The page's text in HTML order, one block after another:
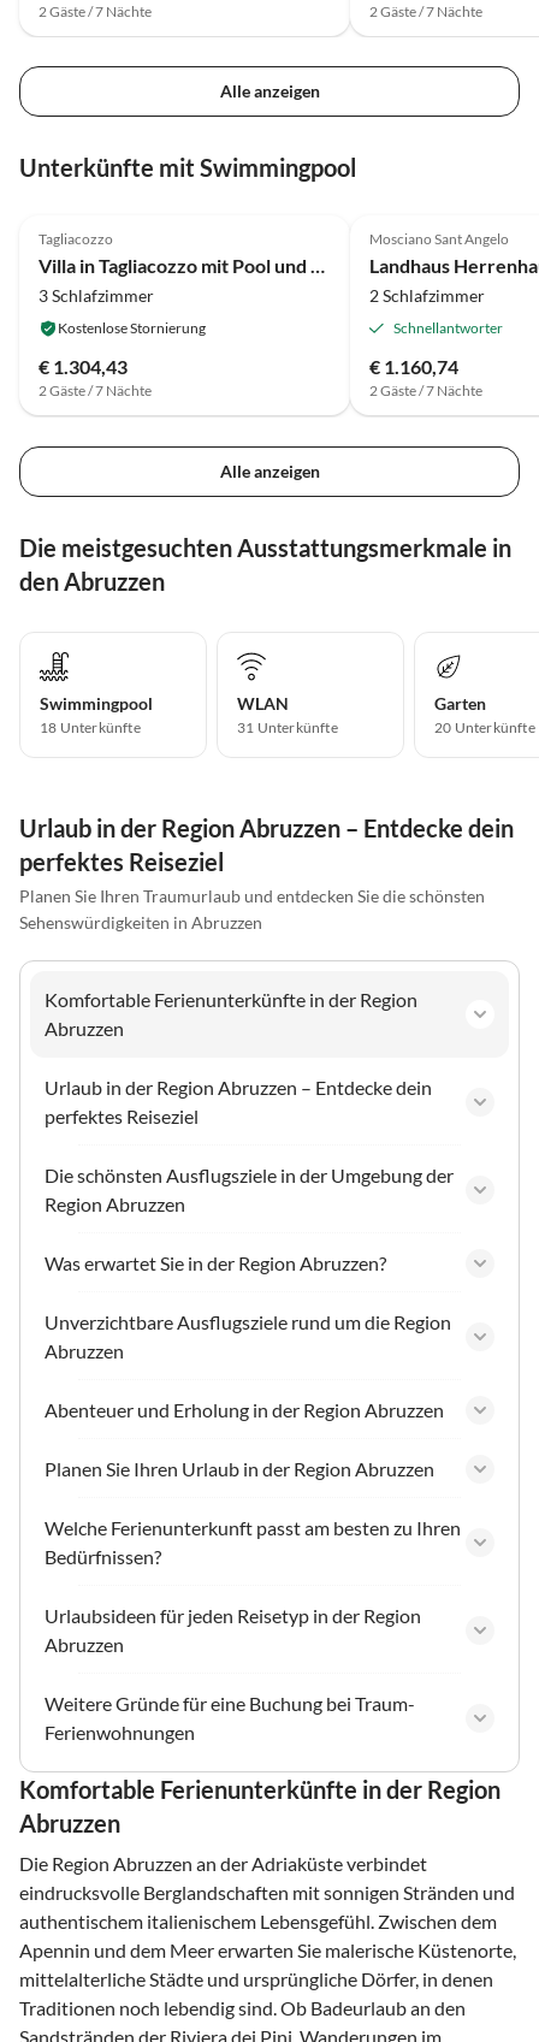
2 Gäste / 7 Nächte 2 Gäste / 7 Nächte
Alle anzeigen
Unterkünfte mit Swimmingpool
Tagliacozzo
Villa in Tagliacozzo mit Pool und Natur
3 Schlafzimmer
Kostenlose Stornierung
€ 1.304,43
2 Gäste / 7 Nächte
Mosciano Sant Angelo
2 Schlafzimmer
Schnellantworter
€ 1.160,74
2 Gäste / 7 Nächte
Alle anzeigen
Die meistgesuchten Ausstattungsmerkmale in
den Abruzzen
Swimmingpool
18 Unterkünfte
WLAN
31 Unterkünfte
Garten
20 Unterkünfte
Urlaub in der Region Abruzzen – Entdecke dein
perfektes Reiseziel
Planen Sie Ihren Traumurlaub und entdecken Sie die schönsten
Sehenswürdigkeiten in Abruzzen
Komfortable Ferienunterkünfte in der Region
Abruzzen
Urlaub in der Region Abruzzen – Entdecke dein
perfektes Reiseziel
Die schönsten Ausflugsziele in der Umgebung der
Region Abruzzen
Was erwartet Sie in der Region Abruzzen?
Unverzichtbare Ausflugsziele rund um die Region
Abruzzen
Abenteuer und Erholung in der Region Abruzzen
Planen Sie Ihren Urlaub in der Region Abruzzen
Welche Ferienunterkunft passt am besten zu Ihren
Bedürfnissen?
Urlaubsideen für jeden Reisetyp in der Region
Abruzzen
Weitere Gründe für eine Buchung bei Traum-
Ferienwohnungen
Komfortable Ferienunterkünfte in der Region
Abruzzen
Die Region Abruzzen an der Adriaküste verbindet
eindrucksvolle Berglandschaften mit sonnigen Stränden und
authentischem italienischem Lebensgefühl. Zwischen dem
Apennin und dem Meer erwarten Sie malerische Küstenorte,
mittelalterliche Städte und ursprüngliche Dörfer, in denen
Traditionen noch lebendig sind. Ob Badeurlaub an den
Sandstränden der Riviera dei Pini, Wanderungen im